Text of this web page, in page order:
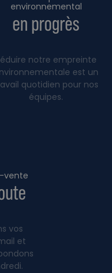
environnemental
en progrès
notre empreinte
est un
quotidien pour nos
équipes.
vente
vos
et